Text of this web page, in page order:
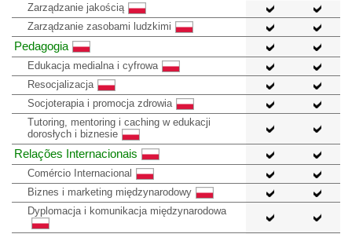
Zarządzanie jakością
Zarządzanie zasobami ludzkimi
Pedagogia
Edukacja medialna i cyfrowa
Resocjalizacja
Socjoterapia i promocja zdrowia
Tutoring, mentoring i caching w edukacji
dorosłych i biznesie
Relações Internacionais
Comércio Internacional
Biznes i marketing międzynarodowy
Dyplomacja i komunikacja międzynarodowa